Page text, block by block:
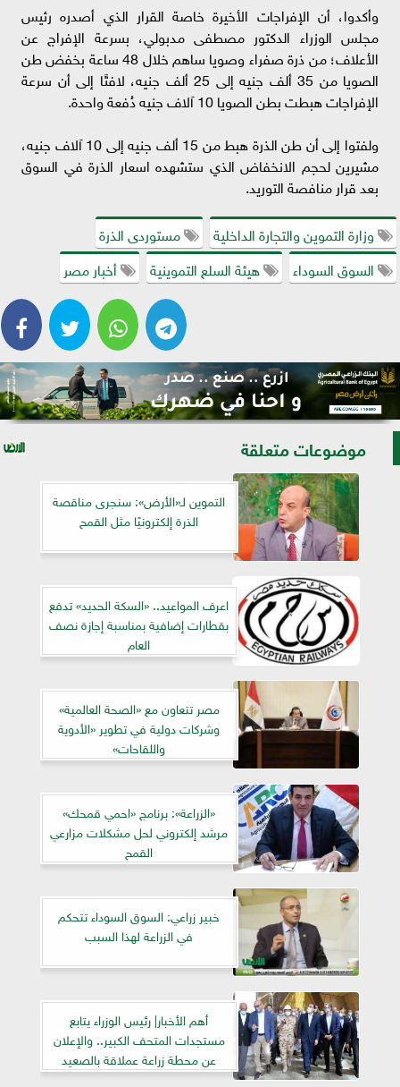
وأكدوا، أن الإفراجات الأخيرة خاصة القرار الذي أصدره رئيس
مجلس الوزراء الدكتور مصطفى مدبولي، بسرعة الإفراج عن
الأعلاف؛ من ذرة صفراء وصويا ساهم خلال 48 ساعة بخفض طن
الصويا من 35 ألف جنيه إلى 25 ألف جنيه، لافتًا إلى أن سرعة
الإفراجات هبطت بطن الصويا 10 آلاف جنيه دُفعة واحدة.
ولفتوا إلى أن طن الذرة هبط من 15 ألف جنيه إلى 10 آلاف جنيه،
مشيرين لحجم الانخفاض الذي ستشهده اسعار الذرة في السوق
بعد قرار منافصة التوريد.
وزارة التموين والتجارة الداخلية
مستوردى الذرة
السوق السوداء
هيئة السلع التموينية أخبار مصر
موضوعات متعلقة
التموين لـ«الأرض»: سنجرى مناقصة
الذرة إلكترونيًا مثل القمح
اعرف المواعيد.. «السكة الحديد» تدفع
بقطارات إضافية بمناسبة إجازة نصف
العام
مصر تتعاون مع «الصحة العالمية»
وشركات دولية في تطوير «الأدوية
واللقاحات»
«الزراعة»: برنامج «احمي قمحك»
مرشد إلكتروني لحل مشكلات مزارعي
القمح
خبير زراعي: السوق السوداء تتحكم
في الزراعة لهذا السبب
أهم الأخبار| رئيس الوزراء يتابع
مستجدات المتحف الكبير.. والإعلان
عن محطة زراعة عملاقة بالصعيد